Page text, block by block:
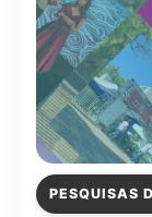
PESQUISAS